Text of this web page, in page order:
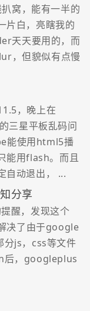
窝，能有一半的
片白，亮瞎我的
天天要用的，而
，但貌似有点慢
，晚上在
三星平板乱码问
能使用html5播
能用flash。而且
自动退出， ...
分享
醒，发现这个
决了由于google
js，css等文件
后，googleplus